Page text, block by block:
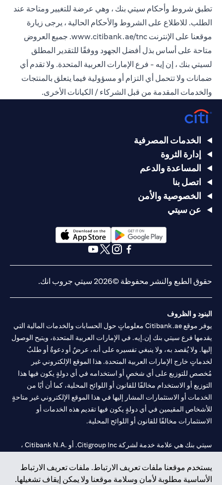
تطبق شروط وأحكام سيتي بنك ، وهي عرضة للتغيير ومتاحة عند
الطلب. للاطلاع على الشروط والأحكام الحالية ، يرجى زيارة
موقعنا على الإنترنت www.citibank.ae/tnc. جميع العروض
متاحة على أساس بذل أفضل الجهود ووفقًا للتقدير المطلق
لسيتي بنك ، إن إيه - فرع الإمارات العربية المتحدة. ولا تقدم أي
ضمانات ولا تتحمل أي التزام أو مسؤولية فيما يتعلق بالمنتجات
والخدمات المقدمة من قبل الشركاء / الكيانات الأخرى.
يستخدم موقعنا ملفات تعريف الارتباط. ملفات تعريف الارتباط
الأساسية مطلوبة لأمان وسلامة موقعنا ولا يمكن إيقاف تشغيلها.
الخدمات المصرفية
إدارة الثروة
المساعدة والدعم
اتصل بنا
الخصوصية والأمن
عن سيتي
(opens in a new tab)
حقوق الطبع والنشر محفوظة ©2026 سيتي جروب انك.
البنود و الظروف
يوفر موقع Citibank.ae معلوماتٍ حول الحسابات والخدمات المالية التي
يقدمها فرع سيتي بنك إن.إيه. في الإمارات العربية المتحدة، ويتيح الوصول
إليها. ولا يُقصد به، ولا ينبغي تفسيره على أنه، عرضٌ أو دعوةٌ أو طلبٌ
لخدماتٍ خارج الإمارات العربية المتحدة. هذا الموقع الإلكتروني غير
مُخصص للتوزيع على أي شخصٍ أو استخدامه في أي دولةٍ يكون فيها هذا
التوزيع أو الاستخدام مخالفًا للقانون أو اللوائح المحلية، كما أن أيًا من
الخدمات أو الاستثمارات المشار إليها في هذا الموقع الإلكتروني غير متاحةٍ
للأشخاص المقيمين في أي دولةٍ يكون فيها تقديم هذه الخدمات أو
الاستثمارات مخالفًا للقانون أو اللوائح المحلية.
سيتي بنك هي علامة خدمة لشركة Citigroup Inc. أو .Citibank N.A ،
سيتي بنك إن. إيه. الإمارات مسجل لدى مصرف الإمارات المركزي تحت